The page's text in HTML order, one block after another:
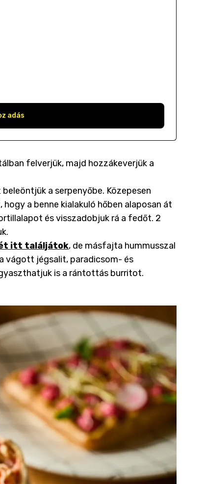
adás
felverjük, majd hozzákeverjük a
a serpenyőbe. Közepesen
a benne kialakuló hőben alaposan át
és visszadobjuk rá a fedőt. 2
itt találjátok, de másfajta hummusszal
vágott jégsalit, paradicsom- és
is a rántottás burritot.